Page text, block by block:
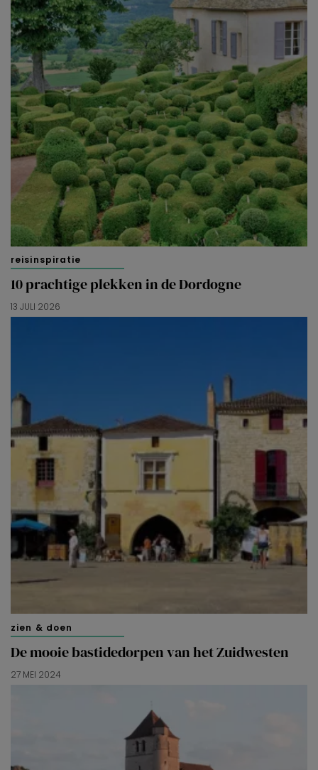
reisinspiratie
10 prachtige plekken in de Dordogne
13 JULI 2026
zien & doen
De mooie bastidedorpen van het Zuidwesten
27 MEI 2024